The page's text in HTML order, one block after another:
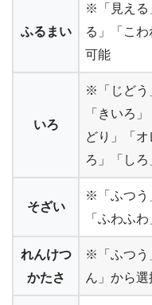
ふるまい
※「見える
る」「こ
可能
いろ
※「じどう
「きいろ
どり」「
ろ」「し
そざい
※「ふつう
「ふわふ
れんけつ
かたさ
※「ふつう
ん」から